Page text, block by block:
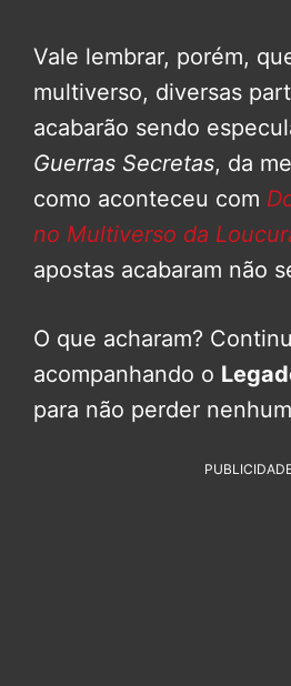
Vale lembrar, porém,
multiverso, diversas
acabarão sendo
Guerras Secretas, da
como aconteceu com
no Multiverso da
apostas acabaram não
O que acharam?
acompanhando o
para não perder